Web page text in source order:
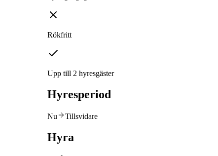
Rökfritt
Upp till 2 hyresgäster
Hyresperiod
Nu Tillsvidare
Hyra